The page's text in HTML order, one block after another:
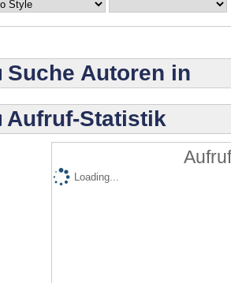
Suche Autoren in
Aufruf-Statistik
Loading...